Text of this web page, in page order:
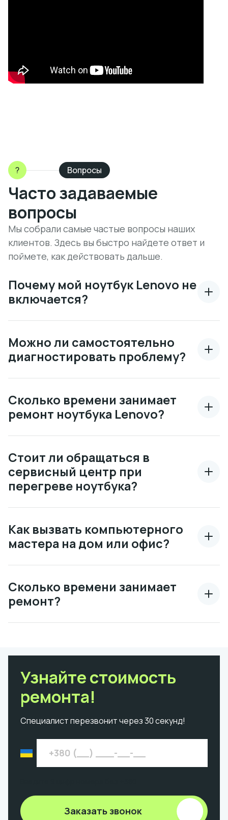
? Вопросы
Часто задаваемые
вопросы
Мы собрали самые частые вопросы наших
клиентов. Здесь вы быстро найдете ответ и
поймете, как действовать дальше.
Почему мой ноутбук Lenovo не
включается?
Можно ли самостоятельно
диагностировать проблему?
Сколько времени занимает
ремонт ноутбука Lenovo?
Стоит ли обращаться в
сервисный центр при
перегреве ноутбука?
Как вызвать компьютерного
мастера на дом или офис?
Сколько времени занимает
ремонт?
Узнайте стоимость
ремонта!
Специалист перезвонит через 30 секунд!
Заказать звонок